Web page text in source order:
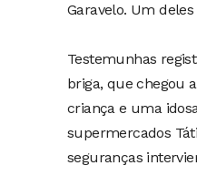
Garavelo. Um
Testemunhas
briga, que chegou
criança e uma
supermercados
seguranças